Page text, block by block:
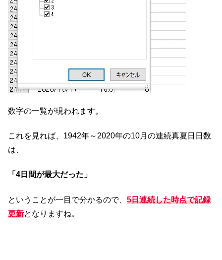
数字の一覧が現われます。
これを見れば、1942年～2020年の10月の連続真夏日日数
は、
「4日間が最大だった」
ということが一目で分かるので、 5日連続した時点で記録
更新となりますね。